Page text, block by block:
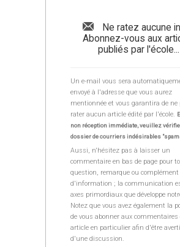
Ne ratez aucune
Abonnez-vous aux
publiés par l'école...
Un e-mail vous sera
envoyé à l'adresse que vous aurez
mentionnée et vous garantira de ne
rater aucun article édité par l'école.
non réception immédiate, veuillez
dossier de courriers indésirables
Aussi, n'hésitez pas à laisser un
commentaire en bas de page pour
question, remarque ou complément
d'information ; la communication
axes primordiaux que développe
Notez que vous avez également la
de vous abonner aux
article en particulier afin d'être
d'une discussion.